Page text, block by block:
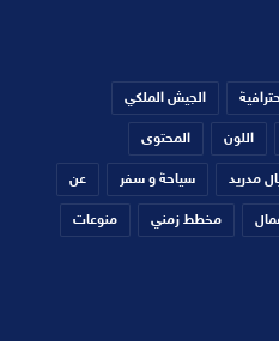
الجيش الملكي
اللون المحتوى
مدريد سياحة و سفر عن
مخطط زمني منوعات